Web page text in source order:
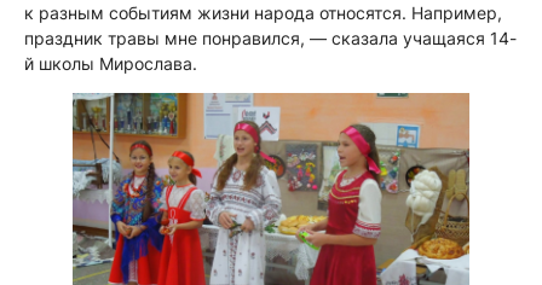
к разным событиям жизни народа относятся. Например,
праздник травы мне понравился, — сказала учащаяся 14-
й школы Мирослава.